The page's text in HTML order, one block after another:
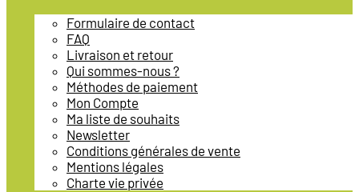
Formulaire de contact
FAQ
Livraison et retour
Qui sommes-nous ?
Méthodes de paiement
Mon Compte
Ma liste de souhaits
Newsletter
Conditions générales de vente
Mentions légales
Charte vie privée